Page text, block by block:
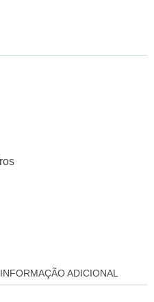
INFORMAÇÃO ADICIONAL